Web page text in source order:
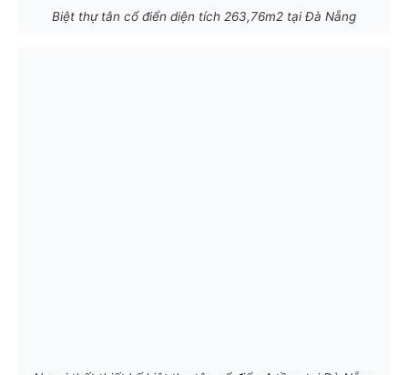
Biệt thự tân cổ điển diện tích 263,76m2 tại Đà Nẵng